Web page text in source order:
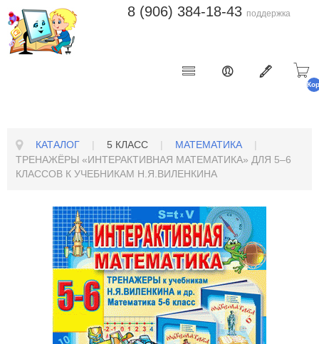
8 (906) 384-18-43 поддержка
КАТАЛОГ | 5 КЛАСС | МАТЕМАТИКА
|
ТРЕНАЖЁРЫ «ИНТЕРАКТИВНАЯ МАТЕМАТИКА» ДЛЯ 5–6
КЛАССОВ К УЧЕБНИКАМ Н.Я.ВИЛЕНКИНА